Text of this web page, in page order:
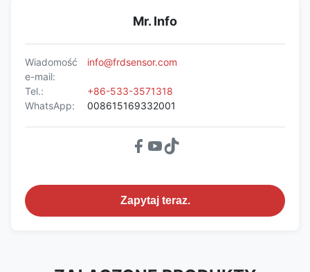
Mr. Info
Wiadomość
e-mail:
info@frdsensor.com
Tel.:
+86-533-3571318
WhatsApp:
008615169332001
Zapytaj teraz.